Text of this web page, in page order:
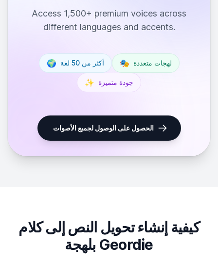
Access 1,500+ premium voices across
different languages and accents.
🌍 أكثر من 50 لغة 🎭 لهجات متعددة
✨ جودة متميزة
الحصول على الوصول لجميع الأصوات
كيفية إنشاء تحويل النص إلى كلام
بلهجة Geordie